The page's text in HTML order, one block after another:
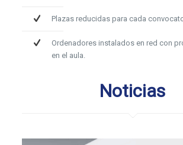
Plazas reducidas para cada
Ordenadores instalados en red con
en el aula.
Noticias